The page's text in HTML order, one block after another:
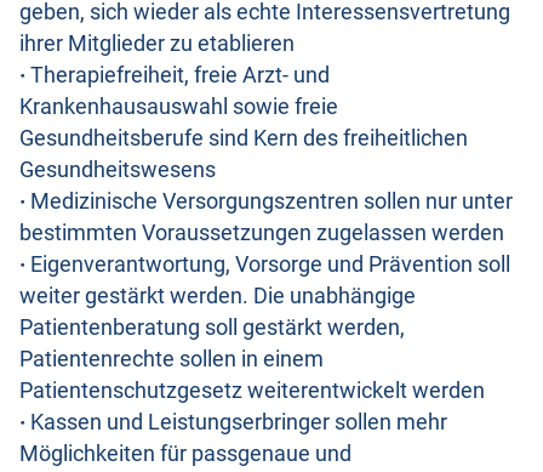
geben, sich wieder als echte Interessensvertretung
ihrer Mitglieder zu etablieren
· Therapiefreiheit, freie Arzt- und
Krankenhausauswahl sowie freie
Gesundheitsberufe sind Kern des freiheitlichen
Gesundheitswesens
· Medizinische Versorgungszentren sollen nur unter
bestimmten Voraussetzungen zugelassen werden
· Eigenverantwortung, Vorsorge und Prävention soll
weiter gestärkt werden. Die unabhängige
Patientenberatung soll gestärkt werden,
Patientenrechte sollen in einem
Patientenschutzgesetz weiterentwickelt werden
· Kassen und Leistungserbringer sollen mehr
Möglichkeiten für passgenaue und